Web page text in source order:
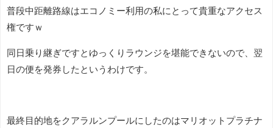
普段中距離路線はエコノミー利用の私にとって貴重なアクセス
権ですｗ
同日乗り継ぎですとゆっくりラウンジを堪能できないので、翌
日の便を発券したというわけです。
最終目的地をクアラルンプールにしたのはマリオットプラチナ